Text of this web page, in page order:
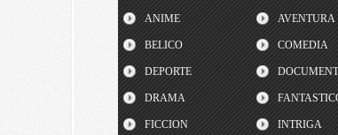
ANIME AVENTURA
BELICO COMEDIA
DEPORTE
DRAMA
FICCION INTRIGA